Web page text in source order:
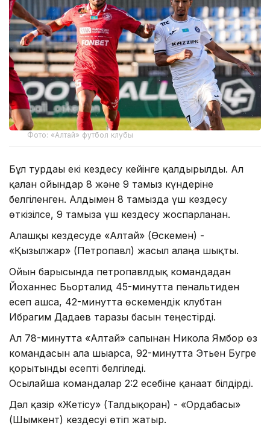
Фото: «Алтай» футбол клубы
Бұл турдағы екі кездесу кейінге қалдырылды. Ал
қалған ойындар 8 және 9 тамыз күндеріне
белгіленген. Алдымен 8 тамызда үш кездесу
өткізілсе, 9 тамызға үш кездесу жоспарланған.
Алғашқы кездесуде «Алтай» (Өскемен) -
«Қызылжар» (Петропавл) жасыл алаңға шықты.
Ойын барысында петропавлдық командадан
Йоханнес Бьорталид 45-минутта пенальтиден
есеп ашса, 42-минутта өскемендік клубтан
Ибрагим Дадаев таразы басын теңестірді.
Ал 78-минутта «Алтай» сапынан Никола Ямбор өз
командасын алға шығарса, 92-минутта Этьен Бугре
қорытынды есепті белгіледі.
Осылайша командалар 2:2 есебіне қанағат білдірді.
Дәл қазір «Жетісу» (Талдықорған) - «Ордабасы»
(Шымкент) кездесуі өтіп жатыр.